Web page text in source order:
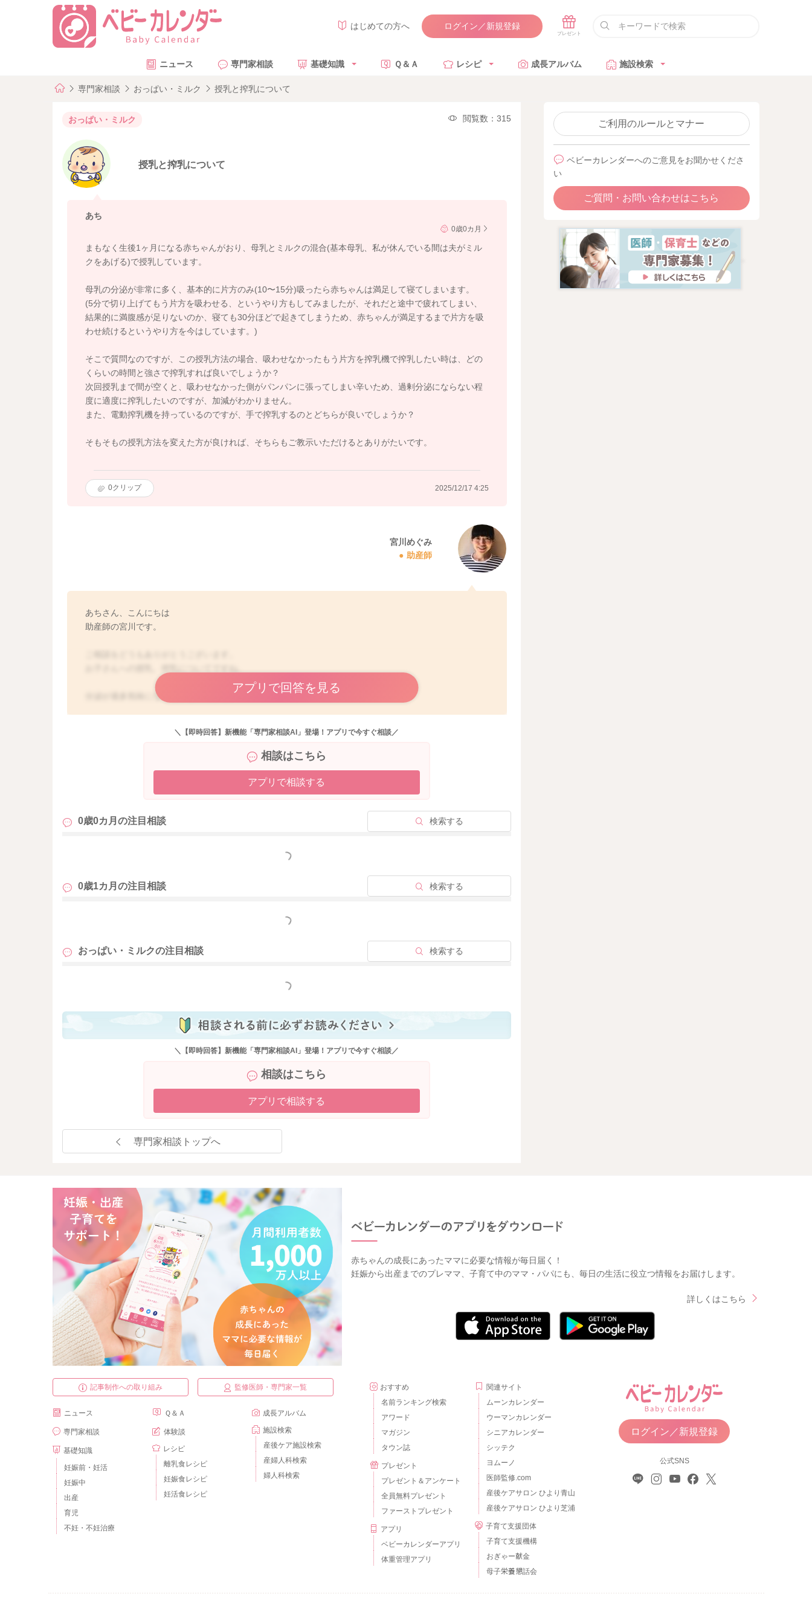
はじめての方へ ログイン／新規登録
ニュース 専門家相談 基礎知識 Ｑ＆Ａ レシピ 成長アルバム 施設検索
専門家相談 おっぱい・ミルク 授乳と搾乳について
おっぱい・ミルク 閲覧数：315
授乳と搾乳について
あち
0歳0カ月
まもなく生後1ヶ月になる赤ちゃんがおり、母乳とミルクの混合(基本母乳、私が休んでいる間は夫がミル
クをあげる)で授乳しています。
母乳の分泌が非常に多く、基本的に片方のみ(10〜15分)吸ったら赤ちゃんは満足して寝てしまいます。
(5分で切り上げてもう片方を吸わせる、というやり方もしてみましたが、それだと途中で疲れてしまい、
結果的に満腹感が足りないのか、寝ても30分ほどで起きてしまうため、赤ちゃんが満足するまで片方を吸
わせ続けるというやり方を今はしています。)
そこで質問なのですが、この授乳方法の場合、吸わせなかったもう片方を搾乳機で搾乳したい時は、どの
くらいの時間と強さで搾乳すれば良いでしょうか？
次回授乳まで間が空くと、吸わせなかった側がパンパンに張ってしまい辛いため、過剰分泌にならない程
度に適度に搾乳したいのですが、加減がわかりません。
また、電動搾乳機を持っているのですが、手で搾乳するのとどちらが良いでしょうか？
そもそもの授乳方法を変えた方が良ければ、そちらもご教示いただけるとありがたいです。
0クリップ 2025/12/17 4:25
宮川めぐみ
助産師
あちさん、こんにちは
助産師の宮川です。
分泌が過多気味になっているのですね。
途中で寝てしまっても、日中であれば刺激をしてしっかりと起こして飲んでもらうようにされるのもいい
そうして両方をしっかりと飲んでもらうようになったら、目を覚ます様子も変わるかもしれません。
しかし片方ずつの方が進めやすいという事がありましたら、飲んでもらわなかった方は、触る前と比べて
搾乳器よりも手絞りの方が楽になることもあるようでしたら、手絞りの方が優しくもあり良いかもしれま
はじめのうちだけ手絞りで、後半は搾乳器というやり方もいいかもしれません。
色々とお試しいただきつつ、絞った後のお胸の状態を見ながら調整をしていただけたらと思います。
アプリで回答を見る
2025/12/17 15:47
＼【即時回答】新機能「専門家相談AI」登場！アプリで今すぐ相談／
相談はこちら
アプリで相談する
0歳0カ月の注目相談 検索する
もっと見る
0歳1カ月の注目相談 検索する
もっと見る
おっぱい・ミルクの注目相談 検索する
もっと見る
＼【即時回答】新機能「専門家相談AI」登場！アプリで今すぐ相談／
相談はこちら
アプリで相談する
専門家相談トップへ
ご利用のルールとマナー
ベビーカレンダーへのご意見をお聞かせくださ
い
ご質問・お問い合わせはこちら
赤ちゃんの成長にあったママに必要な情報が毎日届く！
妊娠から出産までのプレママ、子育て中のママ・パパにも、毎日の生活に役立つ情報をお届けします。
詳しくはこちら
記事制作への取り組み 監修医師・専門家一覧
ニュース
専門家相談
基礎知識
妊娠前・妊活
妊娠中
出産
育児
不妊・不妊治療
Ｑ＆Ａ
体験談
レシピ
離乳食レシピ
妊娠食レシピ
妊活食レシピ
成長アルバム
施設検索
産後ケア施設検索
産婦人科検索
婦人科検索
おすすめ
名前ランキング検索
アワード
マガジン
タウン誌
プレゼント
プレゼント＆アンケート
全員無料プレゼント
ファーストプレゼント
アプリ
ベビーカレンダーアプリ
体重管理アプリ
関連サイト
ムーンカレンダー
ウーマンカレンダー
シニアカレンダー
シッテク
ヨムーノ
医師監修.com
産後ケアサロン ひより青山
産後ケアサロン ひより芝浦
子育て支援団体
子育て支援機構
おぎゃー献金
母子栄養懇話会
ログイン／新規登録
公式SNS